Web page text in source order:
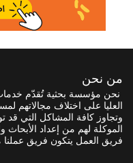
من نحن
نحن مؤسسة بحثية تُقدّم
العليا على اختلاف مجالاتهم
وتجاوز كافة المشاكل التي قد
الموكلة لهم من إعداد الأبحاث
فريق العمل يتكون فريق عملنا